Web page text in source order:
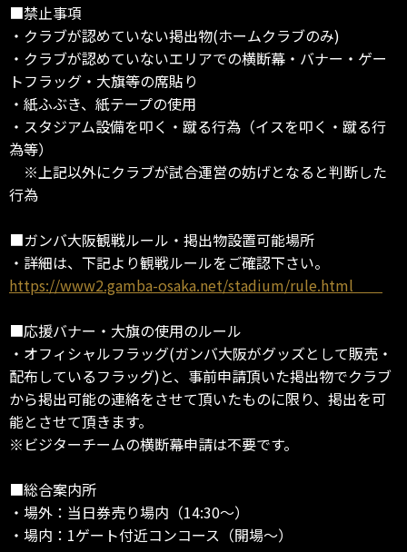
■禁止事項
・クラブが認めていない掲出物(ホームクラブのみ)
・クラブが認めていないエリアでの横断幕・バナー・ゲー
トフラッグ・大旗等の席貼り
・紙ふぶき、紙テープの使用
・スタジアム設備を叩く・蹴る行為（イスを叩く・蹴る行
為等）
※上記以外にクラブが試合運営の妨げとなると判断した
行為
■ガンバ大阪観戦ルール・掲出物設置可能場所
・詳細は、下記より観戦ルールをご確認下さい。
https://www2.gamba-osaka.net/stadium/rule.html
■応援バナー・大旗の使用のルール
・オフィシャルフラッグ(ガンバ大阪がグッズとして販売・
配布しているフラッグ)と、事前申請頂いた掲出物でクラブ
から掲出可能の連絡をさせて頂いたものに限り、掲出を可
能とさせて頂きます。
※ビジターチームの横断幕申請は不要です。
■総合案内所
・場外：当日券売り場内（14:30～）
・場内：1ゲート付近コンコース（開場～）